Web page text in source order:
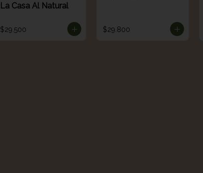
La Casa Al Natural
$29.500 $29.800